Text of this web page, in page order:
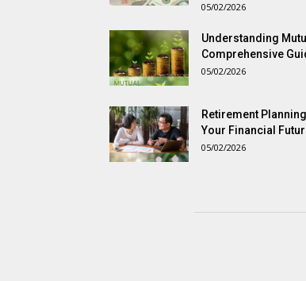
05/02/2026
Understanding
Comprehensive
05/02/2026
Retirement
Your Financial
05/02/2026